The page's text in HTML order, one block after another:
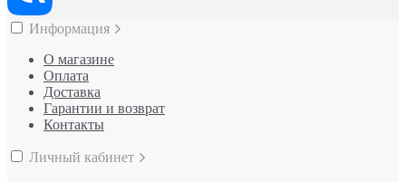
Информация
О магазине
Оплата
Доставка
Гарантии и возврат
Контакты
Личный кабинет